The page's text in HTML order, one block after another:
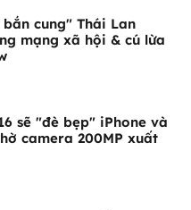
cung" Thái Lan
mạng xã hội & cú lừa
sẽ "đè bẹp" iPhone và
camera 200MP xuất